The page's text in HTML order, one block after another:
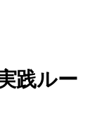
践ルー